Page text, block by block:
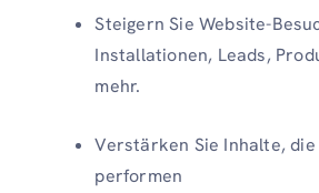
Steigern Sie Website-
Installationen, Leads,
mehr.
Verstärken Sie Inhalte,
performen